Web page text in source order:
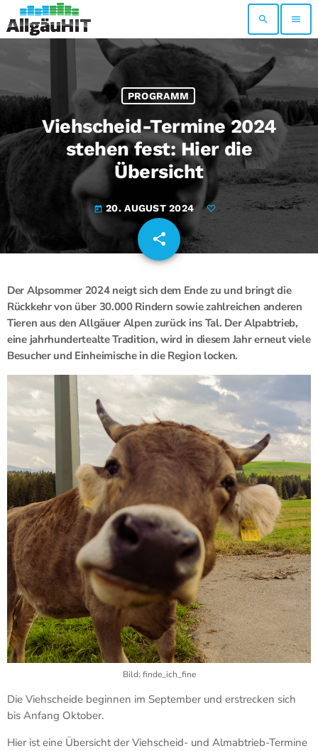
search menu
PROGRAMM
Viehscheid-Termine 2024
stehen fest: Hier die
Übersicht
today 20. AUGUST 2024
share
email
Der Alpsommer 2024 neigt sich dem Ende zu und bringt die
Rückkehr von über 30.000 Rindern sowie zahlreichen anderen
Tieren aus den Allgäuer Alpen zurück ins Tal. Der Alpabtrieb,
eine jahrhundertealte Tradition, wird in diesem Jahr erneut viele
Besucher und Einheimische in die Region locken.
Bild: finde_ich_fine
Die Viehscheide beginnen im September und erstrecken sich
bis Anfang Oktober.
Hier ist eine Übersicht der Viehscheid- und Almabtrieb-Termine